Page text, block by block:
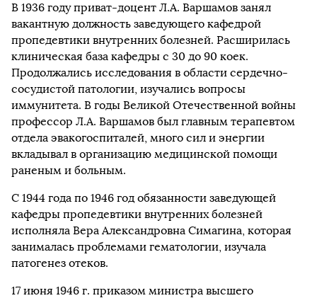
В 1936 году приват-доцент Л.А. Варшамов занял
вакантную должность заведующего кафедрой
пропедевтики внутренних болезней. Расширилась
клиническая база кафедры с 30 до 90 коек.
Продолжались исследования в области сердечно-
сосудистой патологии, изучались вопросы
иммунитета. В годы Великой Отечественной войны
профессор Л.А. Варшамов был главным терапевтом
отдела эвакогоспиталей, много сил и энергии
вкладывал в организацию медицинской помощи
раненым и больным.
С 1944 года по 1946 год обязанности заведующей
кафедры пропедевтики внутренних болезней
исполняла Вера Александровна Симагина, которая
занималась проблемами гематологии, изучала
патогенез отеков.
17 июня 1946 г. приказом министра высшего